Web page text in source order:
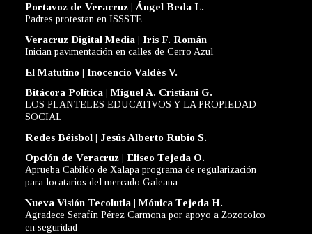
Portavoz de Veracruz | Ángel Beda L.
Padres protestan en ISSSTE
Veracruz Digital Media | Iris F. Román
Inician pavimentación en calles de Cerro Azul
El Matutino | Inocencio Valdés V.
Bitácora Política | Miguel A. Cristiani G.
LOS PLANTELES EDUCATIVOS Y LA PROPIEDAD
SOCIAL
Redes Béisbol | Jesús Alberto Rubio S.
Opción de Veracruz | Eliseo Tejeda O.
Aprueba Cabildo de Xalapa programa de regularización
para locatarios del mercado Galeana
Nueva Visión Tecolutla | Mónica Tejeda H.
Agradece Serafín Pérez Carmona por apoyo a Zozocolco
en seguridad